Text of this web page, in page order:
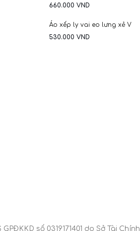
660.000 VND
Áo xếp ly vai eo lưng xẻ V
530.000 VND
số 0319171401 do Sở Tài Chính